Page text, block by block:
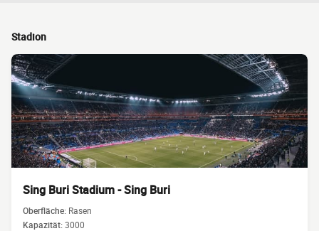
Stadion
Sing Buri Stadium - Sing Buri
Oberfläche: Rasen
Kapazität:3000